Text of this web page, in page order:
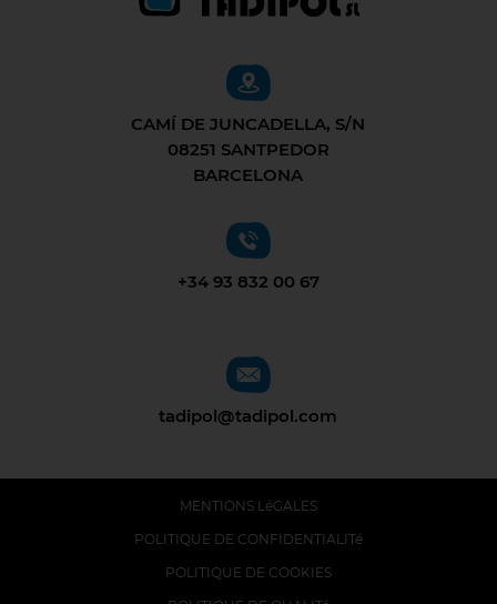
CAMÍ DE JUNCADELLA, S/N
08251 SANTPEDOR
BARCELONA
+34 93 832 00 67
tadipol@tadipol.com
MENTIONS LéGALES
POLITIQUE DE CONFIDENTIALITé
POLITIQUE DE COOKIES